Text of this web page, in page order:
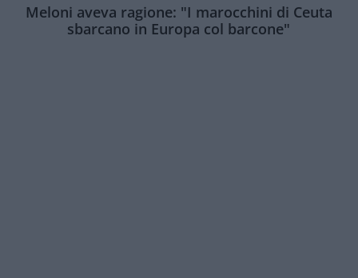
Meloni aveva ragione: "I marocchini di Ceuta
sbarcano in Europa col barcone"